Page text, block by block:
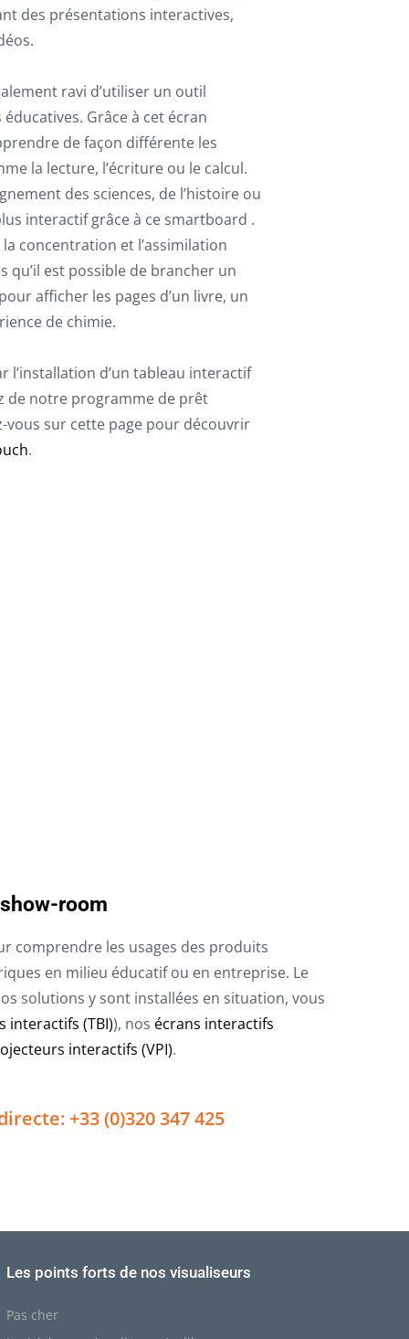
des présentations interactives,
ravi d’utiliser un outil
Grâce à cet écran
de façon différente les
la lecture, l’écriture ou le calcul.
des sciences, de l’histoire ou
interactif grâce à ce smartboard .
concentration et l’assimilation
qu’il est possible de brancher un
afficher les pages d’un livre, un
de chimie.
l’installation d’un tableau interactif
de notre programme de prêt
vous sur cette page pour découvrir
.
room
comprendre les usages des produits
en milieu éducatif ou en entreprise. Le
solutions y sont installées en situation, vous
interactifs (TBI)), nos écrans interactifs
interactifs (VPI).
+33 (0)320 347 425
Les points forts de nos visualiseurs
Pas cher